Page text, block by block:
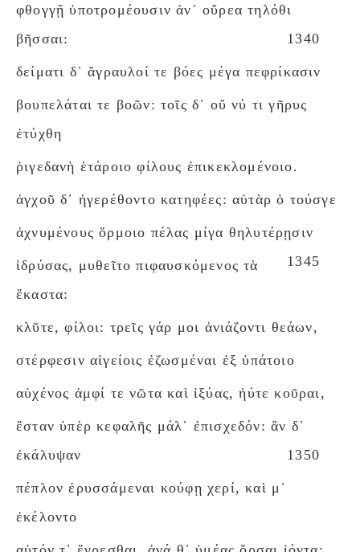
φθογγῇ ὑποτρομέουσιν ἀν᾽ οὔρεα τηλόθι
βῆσσαι:
1340
δείματι δ᾽ ἄγραυλοί τε βόες μέγα πεφρίκασιν
βουπελάται τε βοῶν: τοῖς δ᾽ οὔ νύ τι γῆρυς
ἐτύχθη
ῥιγεδανὴ ἑτάροιο φίλους ἐπικεκλομένοιο.
ἀγχοῦ δ᾽ ἠγερέθοντο κατηφέες: αὐτὰρ ὁ τούσγε
ἀχνυμένους ὅρμοιο πέλας μίγα θηλυτέρῃσιν
1345
ἱδρύσας, μυθεῖτο πιφαυσκόμενος τὰ
ἕκαστα:
κλῦτε, φίλοι: τρεῖς γάρ μοι ἀνιάζοντι θεάων,
στέρφεσιν αἰγείοις ἐζωσμέναι ἐξ ὑπάτοιο
αὐχένος ἀμφί τε νῶτα καὶ ἰξύας, ἠύτε κοῦραι,
ἔσταν ὑπὲρ κεφαλῆς μάλ᾽ ἐπισχεδόν: ἂν δ᾽
ἐκάλυψαν
1350
πέπλον ἐρυσσάμεναι κούφῃ χερί, καὶ μ᾽
ἐκέλοντο